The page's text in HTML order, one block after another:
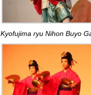
Kyofujima ryu Nihon Buyo